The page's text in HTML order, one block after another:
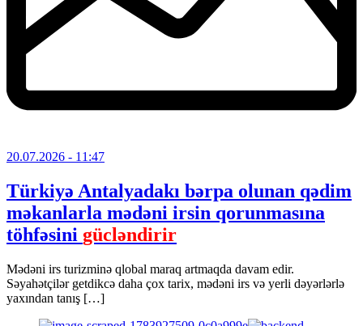
20.07.2026 - 11:47
Türkiyə Antalyadakı bərpa olunan qədim
məkanlarla mədəni irsin qorunmasına
töhfəsini gücləndirir
Mədəni irs turizminə qlobal maraq artmaqda davam edir.
Səyahətçilər getdikcə daha çox tarix, mədəni irs və yerli dəyərlərlə
yaxından tanış […]